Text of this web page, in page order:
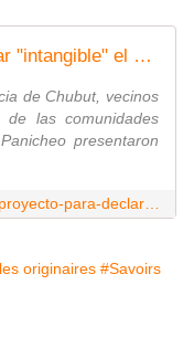
Presentan proyecto para declarar "intangible" el Valle del Río Puelo en Chubut
de Chubut, vecinos
de las comunidades
presentaron
originaires #Savoirs